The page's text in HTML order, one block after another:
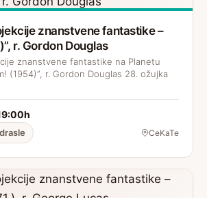
znanstvene fantastike –
r. Gordon Douglas
znanstvene fantastike na Planetu
(1954)”, r. Gordon Douglas 28. ožujka
CeKaTe